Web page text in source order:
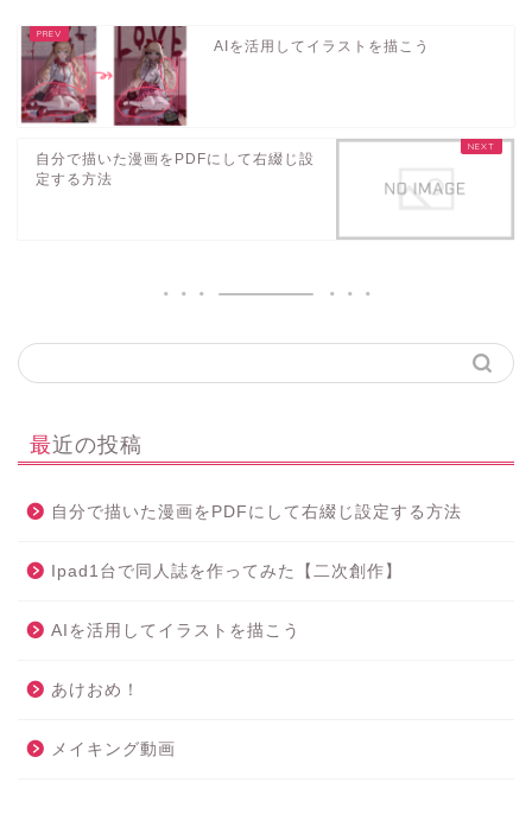
AIを活用してイラストを描こう
自分で描いた漫画をPDFにして右綴じ設
定する方法
最近の投稿
自分で描いた漫画をPDFにして右綴じ設定する方法
Ipad1台で同人誌を作ってみた【二次創作】
AIを活用してイラストを描こう
あけおめ！
メイキング動画